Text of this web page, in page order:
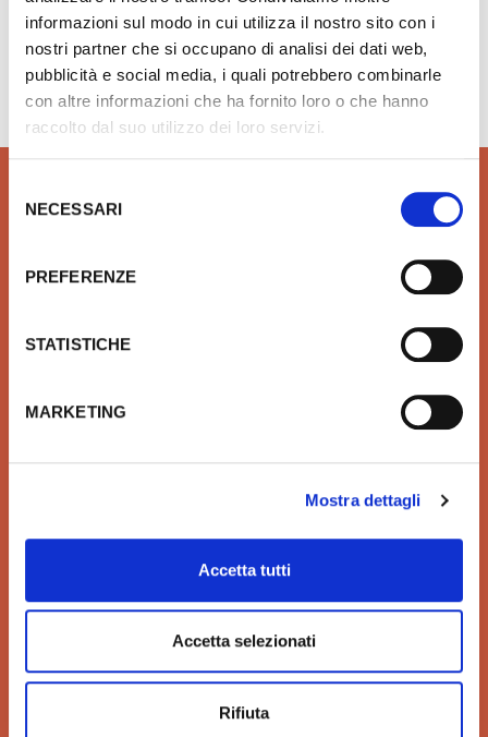
informazioni sul modo in cui utilizza il nostro sito con i
nostri partner che si occupano di analisi dei dati web,
pubblicità e social media, i quali potrebbero combinarle
con altre informazioni che ha fornito loro o che hanno
raccolto dal suo utilizzo dei loro servizi.
delNECESSARI
PREFERENZE
STATISTICHE
MARKETING
Mostra dettagli
Accetta tutti
Accetta selezionati
Rifiuta
Hai bisogno di aiuto?info@rubinetteria.com
dal Lunedì al Venerdì 8.30 - 12.00 / 13.30 - 18.00
QUALITÀ
marche in linea con le ultime
SICUREZZA
tua sicurezza a Xpay. Il
sistema più sicuro per
la tua tutela.
Velocità di consegna per
di acquisto.
Siamo sempre a tua
l’elaborazione di offerte di
grandi quantitativi o
forniture particolarmente
complesse.